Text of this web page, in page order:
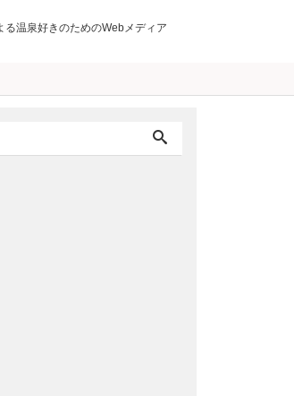
る温泉好きのためのWebメディア